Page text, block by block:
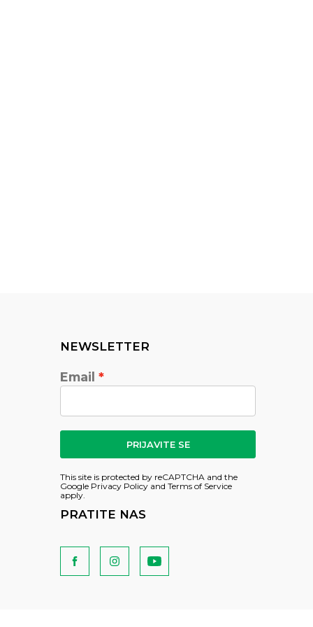
NEWSLETTER
Email
PRIJAVITE SE
This site is protected by reCAPTCHA and the
Google Privacy Policy and Terms of Service
apply.
PRATITE NAS